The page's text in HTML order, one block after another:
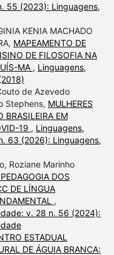
55 (2023): Linguagens,
KENIA MACHADO
MAPEAMENTO DE
DE FILOSOFIA NA
MA , Linguagens,
de Azevedo
Stephens, MULHERES
BRASILEIRA EM
19 , Linguagens,
63 (2026): Linguagens,
Roziane Marinho
DOS
DE LÍNGUA
,
v. 28 n. 56 (2024):
ESTADUAL
DE ÁGUIA BRANCA: